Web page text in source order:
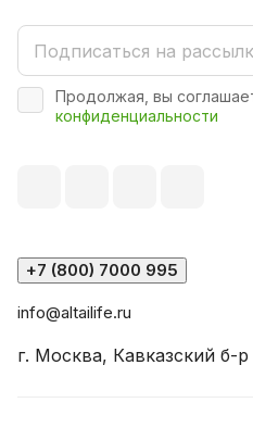
Продолжая, вы
конфиденциальности
+7 (800) 7000 995
info@altailife.ru
г. Москва, Кавказский б-р